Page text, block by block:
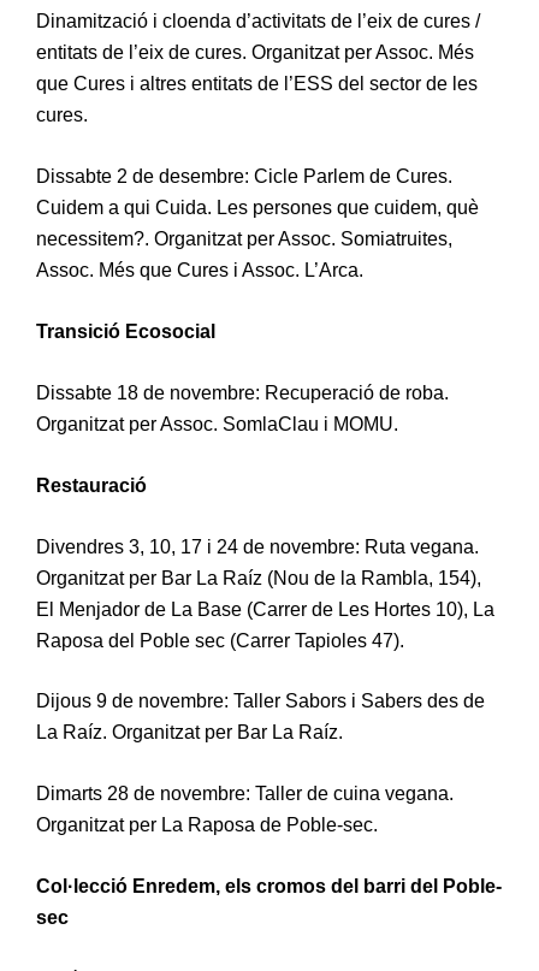
Dinamització i cloenda d’activitats de l’eix de cures /
entitats de l’eix de cures. Organitzat per Assoc. Més
que Cures i altres entitats de l’ESS del sector de les
cures.
Dissabte 2 de desembre: Cicle Parlem de Cures.
Cuidem a qui Cuida. Les persones que cuidem, què
necessitem?. Organitzat per Assoc. Somiatruites,
Assoc. Més que Cures i Assoc. L’Arca.
Transició Ecosocial
Dissabte 18 de novembre: Recuperació de roba.
Organitzat per Assoc. SomlaClau i MOMU.
Restauració
Divendres 3, 10, 17 i 24 de novembre: Ruta vegana.
Organitzat per Bar La Raíz (Nou de la Rambla, 154),
El Menjador de La Base (Carrer de Les Hortes 10), La
Raposa del Poble sec (Carrer Tapioles 47).
Dijous 9 de novembre: Taller Sabors i Sabers des de
La Raíz. Organitzat per Bar La Raíz.
Dimarts 28 de novembre: Taller de cuina vegana.
Organitzat per La Raposa de Poble-sec.
Col·lecció Enredem, els cromos del barri del Poble-
sec